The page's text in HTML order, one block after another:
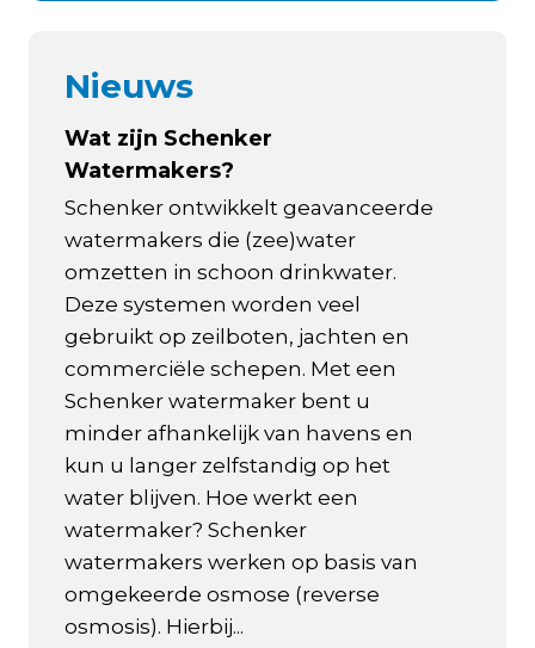
Nieuws
Wat zijn Schenker
Watermakers?
Schenker ontwikkelt geavanceerde
watermakers die (zee)water
omzetten in schoon drinkwater.
Deze systemen worden veel
gebruikt op zeilboten, jachten en
commerciële schepen. Met een
Schenker watermaker bent u
minder afhankelijk van havens en
kun u langer zelfstandig op het
water blijven. Hoe werkt een
watermaker? Schenker
watermakers werken op basis van
omgekeerde osmose (reverse
osmosis). Hierbij...